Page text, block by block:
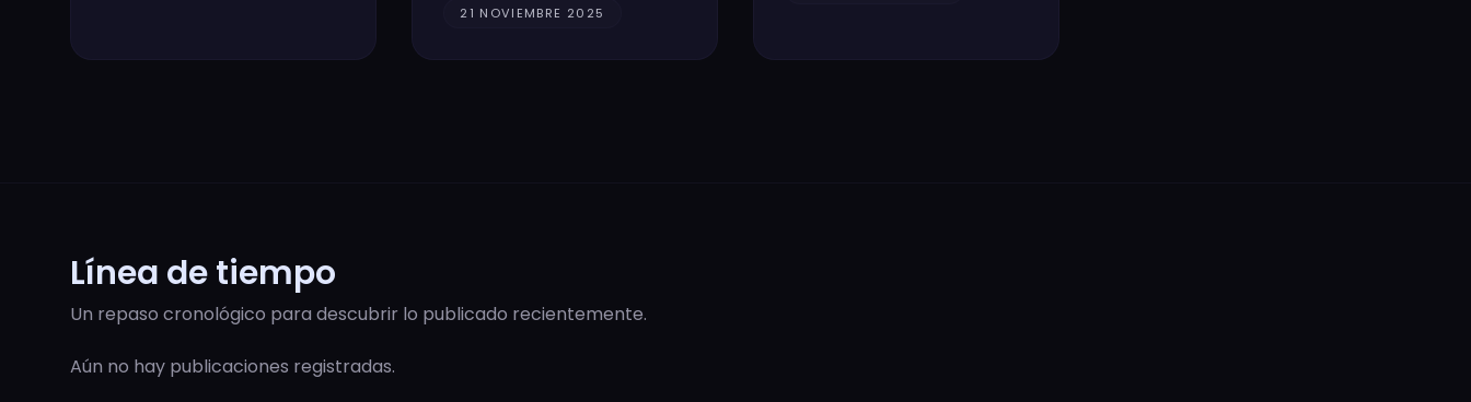
21 NOVIEMBRE 2025
Línea de tiempo
Un repaso cronológico para descubrir lo publicado recientemente.
Aún no hay publicaciones registradas.